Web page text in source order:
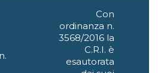
Con
ordinanza n.
3568/2016 la
C.R.I. è
esautorata